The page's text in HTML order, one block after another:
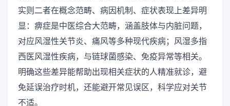
实则二者在概念范畴、病因机制、症状表现上差异明
显：痹症是中医综合大范畴，涵盖肢体与内脏问题，
对应风湿性关节炎、痛风等多种现代疾病；风湿多指
西医风湿性疾病，与链球菌感染、免疫异常等相关。
明确这些差异能帮助出现相关症状的人精准就诊，避
免延误治疗时机，还能避开常见误区，科学应对关节
不适。